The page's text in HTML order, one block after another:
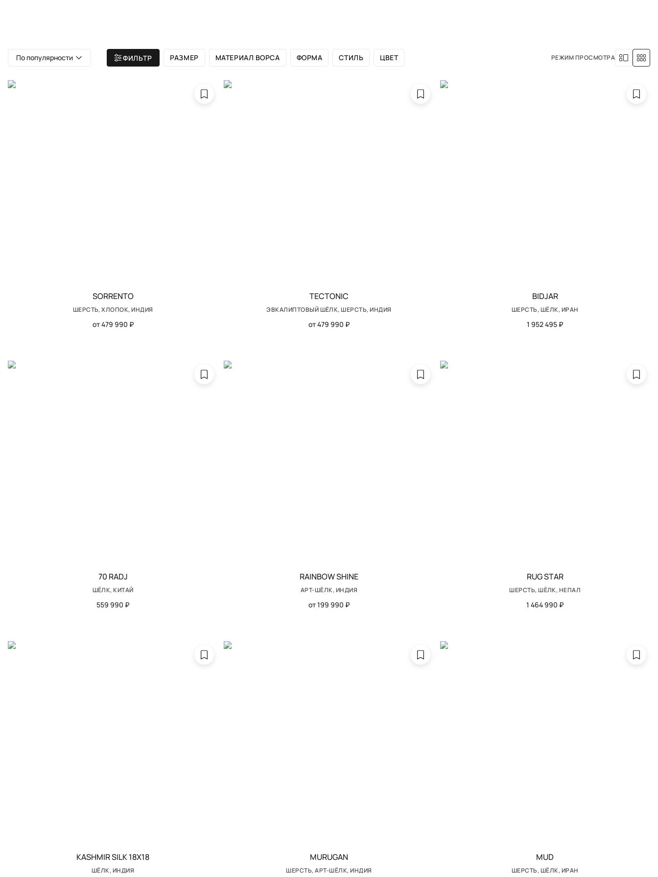
/ Ковры бордового цвета
Ковры бордового цвета
По популярности ФИЛЬТР РАЗМЕР МАТЕРИАЛ ВОРСА ФОРМА СТИЛЬ ЦВЕТ РЕЖИМ ПРОСМОТРА
SORRENTO
ШЕРСТЬ, ХЛОПОК, ИНДИЯ
от 479 990 ₽
TECTONIC
ЭВКАЛИПТОВЫЙ ШЁЛК, ШЕРСТЬ, ИНДИЯ
от 479 990 ₽
BIDJAR
ШЕРСТЬ, ШЁЛК, ИРАН
1 952 495 ₽
70 RADJ
ШЁЛК, КИТАЙ
559 990 ₽
RAINBOW SHINE
АРТ-ШЁЛК, ИНДИЯ
от 199 990 ₽
RUG STAR
ШЕРСТЬ, ШЁЛК, НЕПАЛ
1 464 990 ₽
KASHMIR SILK 18Х18
ШЁЛК, ИНДИЯ
MURUGAN
ШЕРСТЬ, АРТ-ШЁЛК, ИНДИЯ
MUD
ШЕРСТЬ, ШЁЛК, ИРАН